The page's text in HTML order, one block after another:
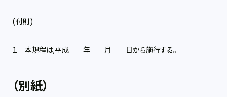
(付則)
１ 本規程は,平成 年 月 日から施行する。
（別紙）